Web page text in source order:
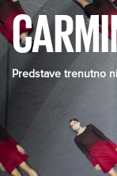
Predstave trenutno